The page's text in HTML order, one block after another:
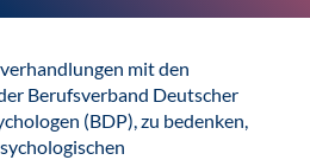
mit den
Berufsverband Deutscher
(BDP), zu bedenken,